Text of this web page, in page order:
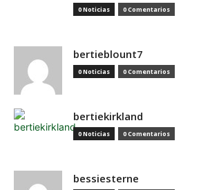
0 Noticias 0 Comentarios
bertieblount7
0 Noticias 0 Comentarios
bertiekirkland
0 Noticias 0 Comentarios
bessiesterne